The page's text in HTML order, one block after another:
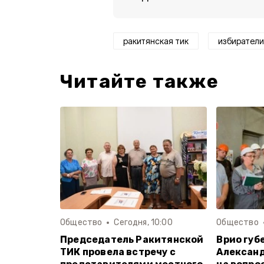
ракитянская тик избиратели
Читайте также
Общество Сегодня, 10:00
Председатель Ракитянской
ТИК провела встречу с
Общество
Врио